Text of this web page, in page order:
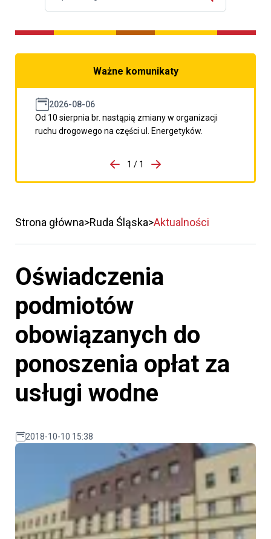
Ważne komunikaty
2026-08-06
Od 10 sierpnia br. nastąpią zmiany w organizacji
ruchu drogowego na części ul. Energetyków.
porzpedniego komunikatu
1 / 1
Przejdź do następnego
Strona główna Ruda Śląska Aktualności
Oświadczenia
podmiotów
obowiązanych do
ponoszenia opłat za
usługi wodne
2018-10-10 15:38